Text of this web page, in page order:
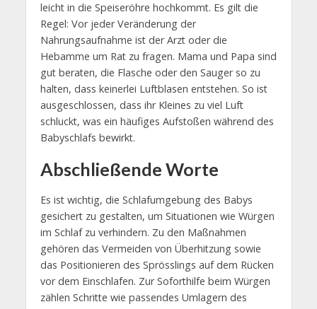
leicht in die Speiseröhre hochkommt. Es gilt die
Regel: Vor jeder Veränderung der
Nahrungsaufnahme ist der Arzt oder die
Hebamme um Rat zu fragen. Mama und Papa sind
gut beraten, die Flasche oder den Sauger so zu
halten, dass keinerlei Luftblasen entstehen. So ist
ausgeschlossen, dass ihr Kleines zu viel Luft
schluckt, was ein häufiges Aufstoßen während des
Babyschlafs bewirkt.
Abschließende Worte
Es ist wichtig, die Schlafumgebung des Babys
gesichert zu gestalten, um Situationen wie Würgen
im Schlaf zu verhindern. Zu den Maßnahmen
gehören das Vermeiden von Überhitzung sowie
das Positionieren des Sprösslings auf dem Rücken
vor dem Einschlafen. Zur Soforthilfe beim Würgen
zählen Schritte wie passendes Umlagern des